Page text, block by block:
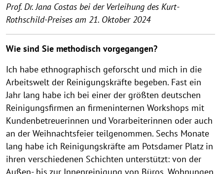
Prof. Dr. Jana Costas bei der Verleihung des Kurt-
Rothschild-Preises am 21. Oktober 2024
Wie sind Sie methodisch vorgegangen?
Ich habe ethnographisch geforscht und mich in die
Arbeitswelt der Reinigungskräfte begeben. Fast ein
Jahr lang habe ich bei einer der größten deutschen
Reinigungsfirmen an firmeninternen Workshops mit
Kundenbetreuerinnen und Vorarbeiterinnen oder auch
an der Weihnachtsfeier teilgenommen. Sechs Monate
lang habe ich Reinigungskräfte am Potsdamer Platz in
ihren verschiedenen Schichten unterstützt: von der
Außen- bis zur Innenreinigung von Büros, Wohnungen